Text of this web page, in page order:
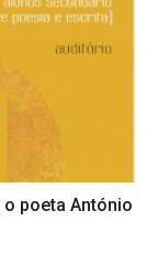
poeta António